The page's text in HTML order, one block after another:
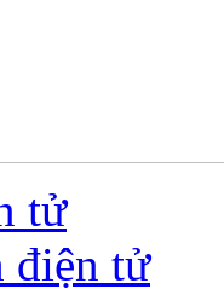
tử
điện tử